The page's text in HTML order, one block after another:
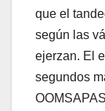
que el
según las
ejerzan. El
segundos